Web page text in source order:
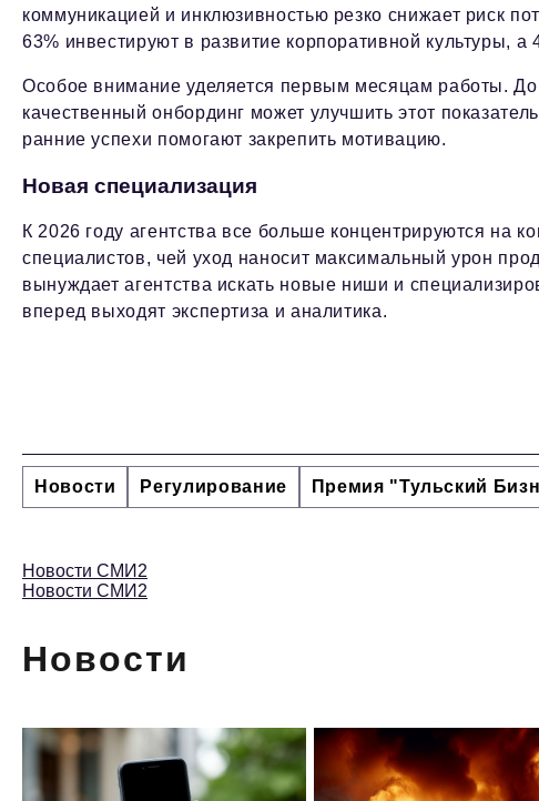
коммуникацией и инклюзивностью резко снижает риск
63% инвестируют в развитие корпоративной культуры,
Особое внимание уделяется первым месяцам работы. До
качественный онбординг может улучшить этот
ранние успехи помогают закрепить мотивацию.
Новая специализация
К 2026 году агентства все больше концентрируются на
специалистов, чей уход наносит максимальный урон
вынуждает агентства искать новые ниши и
вперед выходят экспертиза и аналитика.
Новости Регулирование Премия "Тульский
Новости СМИ2
Новости СМИ2
Новости